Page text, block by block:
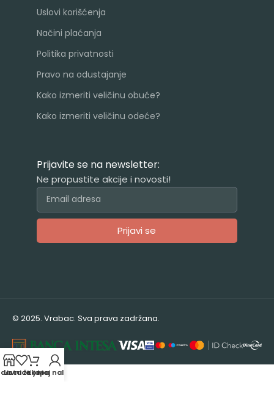
Uslovi korišćenja
Načini plaćanja
Politika privatnosti
Pravo na odustajanje
Kako izmeriti veličinu obuće?
Kako izmeriti veličinu odeće?
Prijavite se na newsletter:
Ne propustite akcije i novosti!
Prijavi se
© 2025. Vrabac. Sva prava zadržana.
Lista željaKorpaMoj nalog